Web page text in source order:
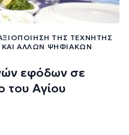
ΤΗΣ ΤΕΧΝΗΤΉΣ
ΆΛΛΩΝ ΨΗΦΙΑΚΏΝ
εφόδων σε
του Αγίου